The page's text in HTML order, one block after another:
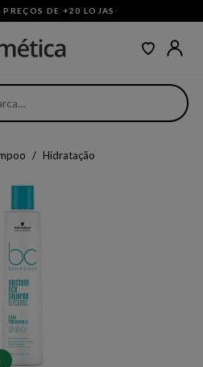
DE +20 LOJAS ·
Hidratação